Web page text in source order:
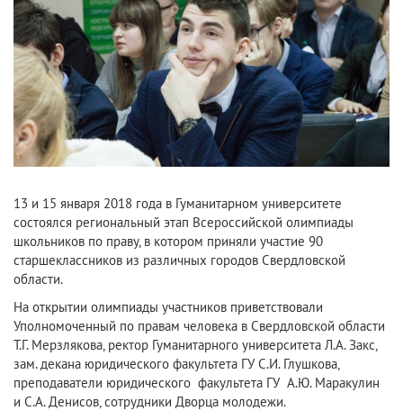
13 и 15 января 2018 года в Гуманитарном университете
состоялся региональный этап Всероссийской олимпиады
школьников по праву, в котором приняли участие 90
старшеклассников из различных городов Свердловской
области.
На открытии олимпиады участников приветствовали
Уполномоченный по правам человека в Свердловской области
Т.Г. Мерзлякова, ректор Гуманитарного университета Л.А. Закс,
зам. декана юридического факультета ГУ С.И. Глушкова,
преподаватели юридического факультета ГУ А.Ю. Маракулин
и С.А. Денисов, сотрудники Дворца молодежи.